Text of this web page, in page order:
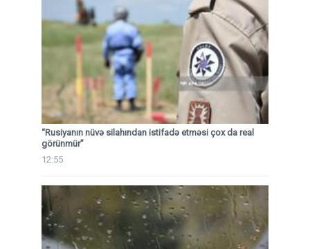
“Rusiyanın nüvə silahından istifadə etməsi çox da real
görünmür”
12:55